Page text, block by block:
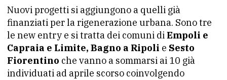
Nuovi progetti si aggiungono a quelli già
finanziati per la rigenerazione urbana. Sono tre
le new entry e si tratta dei comuni diEmpoli e
Capraia e Limite, Bagno a Ripoli e Sesto
Fiorentino che vanno a sommarsi ai 10 già
individuati ad aprile scorso coinvolgendo